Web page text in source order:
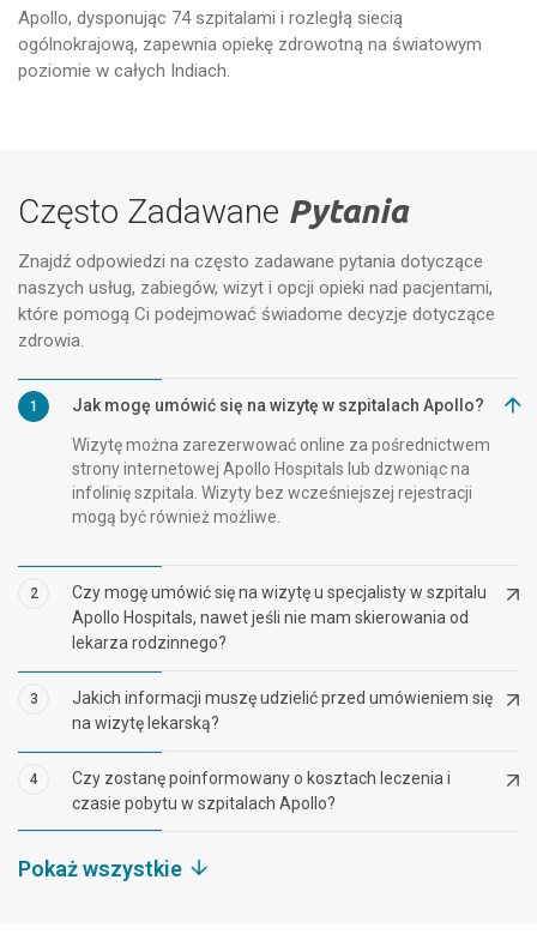
Apollo, dysponując 74 szpitalami i rozległą siecią
ogólnokrajową, zapewnia opiekę zdrowotną na światowym
poziomie w całych Indiach.
Szpitale Apollo w Delhi
Często Zadawane Pytania
Znajdź odpowiedzi na często zadawane pytania dotyczące
naszych usług, zabiegów, wizyt i opcji opieki nad pacjentami,
które pomogą Ci podejmować świadome decyzje dotyczące
zdrowia.
1 Jak mogę umówić się na wizytę w szpitalach Apollo?
Wizytę można zarezerwować online za pośrednictwem
strony internetowej Apollo Hospitals lub dzwoniąc na
infolinię szpitala. Wizyty bez wcześniejszej rejestracji
mogą być również możliwe.
2
Czy mogę umówić się na wizytę u specjalisty w szpitalu
Apollo Hospitals, nawet jeśli nie mam skierowania od
lekarza rodzinnego?
3
Jakich informacji muszę udzielić przed umówieniem się
na wizytę lekarską?
4
Czy zostanę poinformowany o kosztach leczenia i
czasie pobytu w szpitalach Apollo?
Pokaż wszystkie